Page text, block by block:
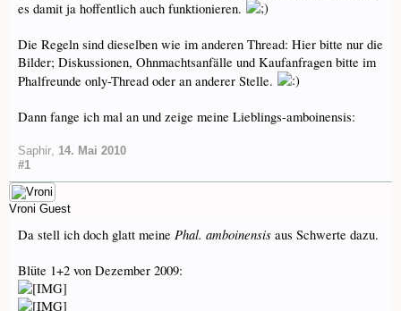
es damit ja hoffentlich auch funktionieren.
Die Regeln sind dieselben wie im anderen Thread: Hier bitte nur die
Bilder; Diskussionen, Ohnmachtsanfälle und Kaufanfragen bitte im
Phalfreunde only-Thread oder an anderer Stelle.
Dann fange ich mal an und zeige meine Lieblings-amboinensis:
Saphir, 14. Mai 2010
#1
Vroni Guest
Da stell ich doch glatt meine Phal. amboinensis aus Schwerte dazu.
Blüte 1+2 von Dezember 2009: